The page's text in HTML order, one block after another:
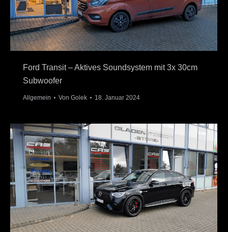
Ford Transit – Aktives Soundsystem mit 3x 30cm
Subwoofer
Allgemein Von Golek 18. Januar 2024